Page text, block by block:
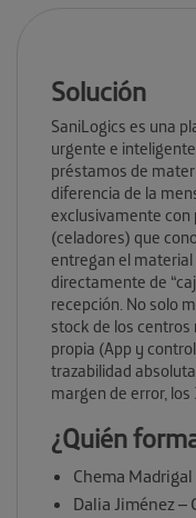
Solución
SaniLogics es una
urgente e
préstamos de
diferencia de la
exclusivamente con
(celadores) que
entregan el
directamente de
recepción. No solo
stock de los
propia (App y
trazabilidad
margen de error,
¿Quién
Chema
Dalia Jiménez –